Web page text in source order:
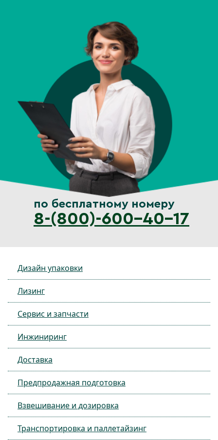
по бесплатному номеру
8-(800)-600-40-17
Дизайн упаковки
Лизинг
Сервис и запчасти
Инжиниринг
Доставка
Предпродажная подготовка
Взвешивание и дозировка
Транспортировка и паллетайзинг